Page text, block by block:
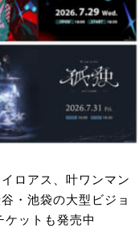
ロアス、叶ワンマン
・池袋の大型ビジョ
ケットも発売中